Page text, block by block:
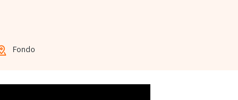
Fondo